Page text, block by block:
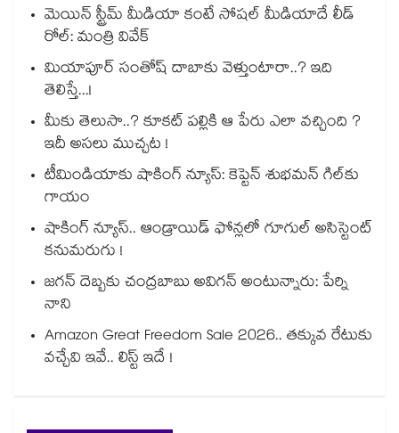
మెయిన్ స్ట్రీమ్ మీడియా కంటే సోషల్ మీడియాదే లీడ్
రోల్: మంత్రి వివేక్
మియాపూర్ సంతోష్ దాబాకు వెళ్తుంటారా..? ఇది
తెలిస్తే...!
మీకు తెలుసా..? కూకట్ పల్లికి ఆ పేరు ఎలా వచ్చింది ?
ఇదీ అసలు ముచ్చట !
టీమిండియాకు షాకింగ్ న్యూస్: కెప్టెన్ శుభమన్ గిల్‎కు
గాయం
షాకింగ్ న్యూస్.. ఆండ్రాయిడ్ ఫోన్లలో గూగుల్ అసిస్టెంట్
కనుమరుగు !
జగన్ దెబ్బకు చంద్రబాబు అవిగన్ అంటున్నారు: పేర్ని
నాని
Amazon Great Freedom Sale 2026.. తక్కువ రేటుకు
వచ్చేవి ఇవే.. లిస్ట్ ఇదే !